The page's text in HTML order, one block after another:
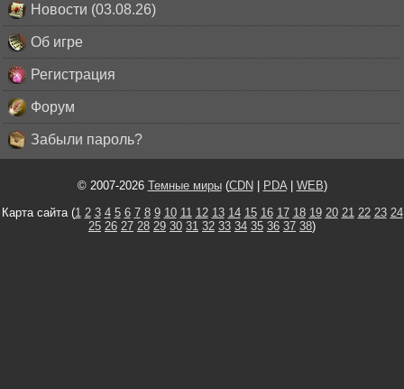
Новости (03.08.26)
Об игре
Регистрация
Форум
Забыли пароль?
© 2007-2026 Темные миры(CDN| PDA| WEB)
Карта сайта (1 2 3 4 5 6 7 8 9 10 11 12 13 14 15 16 17 18 19 20 21 22 23 24
25 26 27 28 29 30 31 32 33 34 35 36 37 38)